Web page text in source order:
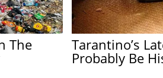
The Tarantino’s
Probably Be